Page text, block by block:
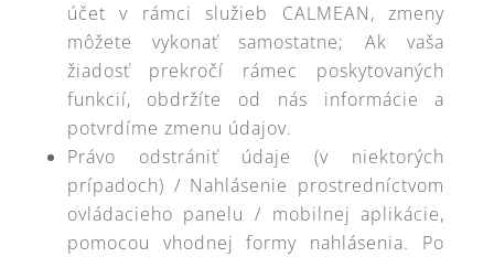
účet v rámci služieb CALMEAN, zmeny
môžete vykonať samostatne; Ak vaša
žiadosť prekročí rámec poskytovaných
funkcií, obdržíte od nás informácie a
potvrdíme zmenu údajov.
Právo odstrániť údaje (v niektorých
prípadoch) / Nahlásenie prostredníctvom
ovládacieho panelu / mobilnej aplikácie,
pomocou vhodnej formy nahlásenia. Po